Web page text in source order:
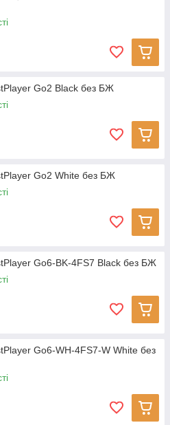
Go2 Black без БЖ
Go2 White без БЖ
Go6-BK-4FS7 Black без БЖ
Go6-WH-4FS7-W White без